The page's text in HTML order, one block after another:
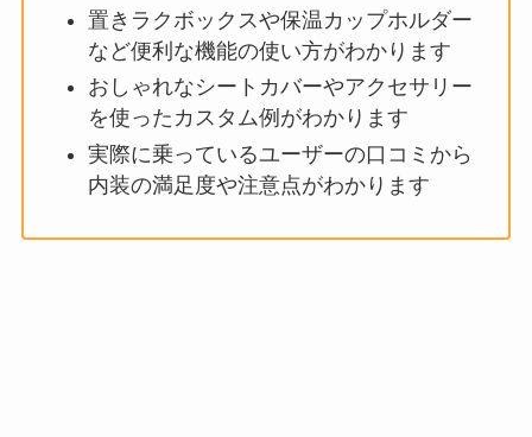
置きラクボックスや保温カップホルダー
など便利な機能の使い方がわかります
おしゃれなシートカバーやアクセサリー
を使ったカスタム例がわかります
実際に乗っているユーザーの口コミから
内装の満足度や注意点がわかります